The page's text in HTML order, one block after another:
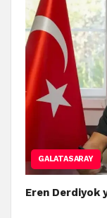
GALATASARAY
Eren Derdiyok